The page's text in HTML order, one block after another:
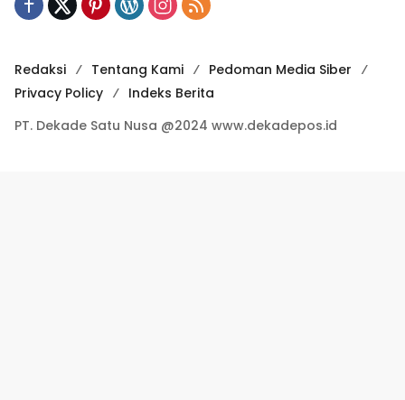
Redaksi Tentang Kami
Pedoman Media Siber
Privacy Policy
Indeks Berita
PT. Dekade Satu Nusa @2024 www.dekadepos.id